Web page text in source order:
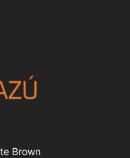
Brown